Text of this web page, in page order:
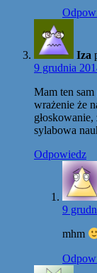
Iza
9 grudnia
Mam ten
wrażenie że
sylabowa
Odpowiedz
9
mhm